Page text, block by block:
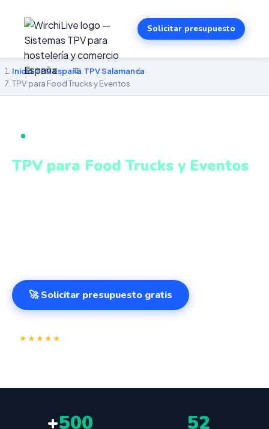
Solicitar presupuesto
Inicio›TPV España›TPV Salamanca›
TPV para Food Trucks y Eventos
TPV PARA FOOD TRUCKS Y EVENTOS EN SALAMANCA
TPV para Food Trucks y Eventos
🚀 Solicitar presupuesto gratis
★★★★★
+500 52